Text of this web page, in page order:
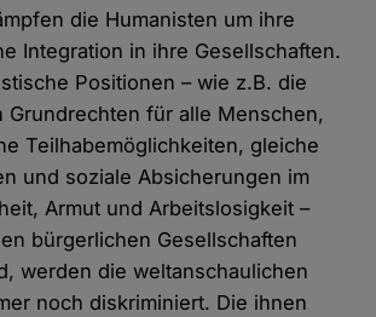
die Humanisten um ihre
Integration in ihre Gesellschaften.
Positionen – wie z.B. die
Grundrechten für alle Menschen,
Teilhabemöglichkeiten, gleiche
und soziale Absicherungen im
Armut und Arbeitslosigkeit –
bürgerlichen Gesellschaften
werden die weltanschaulichen
noch diskriminiert. Die ihnen